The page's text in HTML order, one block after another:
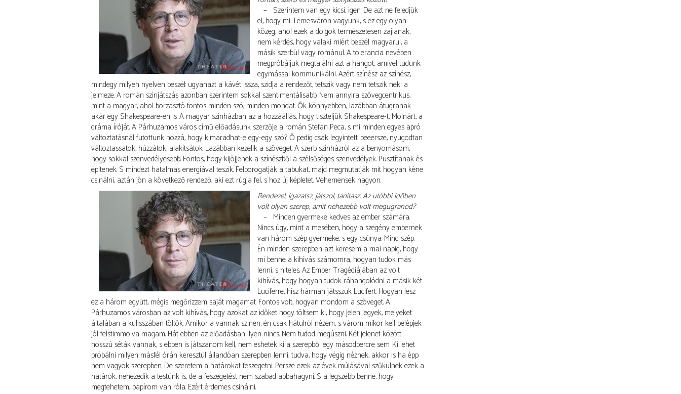
– Szerintem van egy kicsi, igen. De azt ne feledjük
el, hogy mi Temesváron vagyunk, s ez egy olyan
közeg, ahol ezek a dolgok természetesen zajlanak,
nem kérdés, hogy valaki miért beszél magyarul, a
másik szerbül vagy románul. A tolerancia nevében
megpróbáljuk megtalálni azt a hangot, amivel tudunk
egymással kommunikálni. Azért színész az színész,
mindegy milyen nyelven beszél: ugyanazt a kávét issza, szidja a rendezőt, tetszik vagy nem tetszik neki a
jelmeze. A román színjátszás azonban szerintem sokkal szentimentálisabb. Nem annyira szövegcentrikus,
mint a magyar, ahol borzasztó fontos minden szó, minden mondat. Ők könnyebben, lazábban átugranak
akár egy Shakespeare-en is. A magyar színházban az a hozzáállás, hogy tiszteljük Shakespeare-t, Molnárt, a
dráma íróját. A Párhuzamos város című előadásunk szerzője a román Ștefan Peca, s mi minden egyes apró
változtatásnál futottunk hozzá, hogy kimaradhat-e egy-egy szó? Ő pedig csak legyintett: peeersze, nyugodtan
változtassatok, húzzátok, alakítsátok. Lazábban kezelik a szöveget. A szerb színházról az a benyomásom,
hogy sokkal szenvedélyesebb. Fontos, hogy kijöjjenek a színészből a szélsőséges szenvedélyek. Pusztítanak és
építenek. S mindezt hatalmas energiával teszik. Felborogatják a tabukat, majd megmutatják mit hogyan kéne
csinálni, aztán jön a következő rendező, aki ezt rúgja fel, s hoz új képletet. Vehemensek nagyon.
Rendezel, igazatsz, játszol, tanítasz. Az utóbbi időben
volt olyan szerep, amit nehezebb volt megugranod?
– Minden gyermeke kedves az ember számára.
Nincs úgy, mint a mesében, hogy a szegény embernek
van három szép gyermeke, s egy csúnya. Mind szép.
Én minden szerepben azt keresem a mai napig, hogy
mi benne a kihívás számomra, hogyan tudok más
lenni, s hiteles. Az Ember Tragédiájában az volt
kihívás, hogy hogyan tudok ráhangolódni a másik két
Luciferre, hisz hárman játsszuk Lucifert. Hogyan lesz
ez a három együtt, mégis megőrizzem saját magamat. Fontos volt, hogyan mondom a szöveget. A
Párhuzamos városban az volt kihívás, hogy azokat az időket hogy töltsem ki, hogy jelen legyek, melyeket
általában a kulisszában töltök. Amikor a vannak színen, én csak hátulról nézem, s várom mikor kell belépjek
jól felstimmolva magam. Hát ebben az előadásban ilyen nincs. Nem tudod megúszni. Két jelenet között
hosszú séták vannak, s ebben is játszanom kell, nem eshetek ki a szerepből egy másodpercre sem. Ki lehet
próbálni milyen másfél órán keresztül állandóan szerepben lenni, tudva, hogy végig néznek, akkor is ha épp
nem vagyok szerepben. De szeretem a határokat feszegetni. Persze ezek az évek múlásával szűkülnek ezek a
határok, nehezedik a testünk is, de a feszegetést nem szabad abbahagyni. S a legszebb benne, hogy
megtehetem, papírom van róla. Ezért érdemes csinálni.